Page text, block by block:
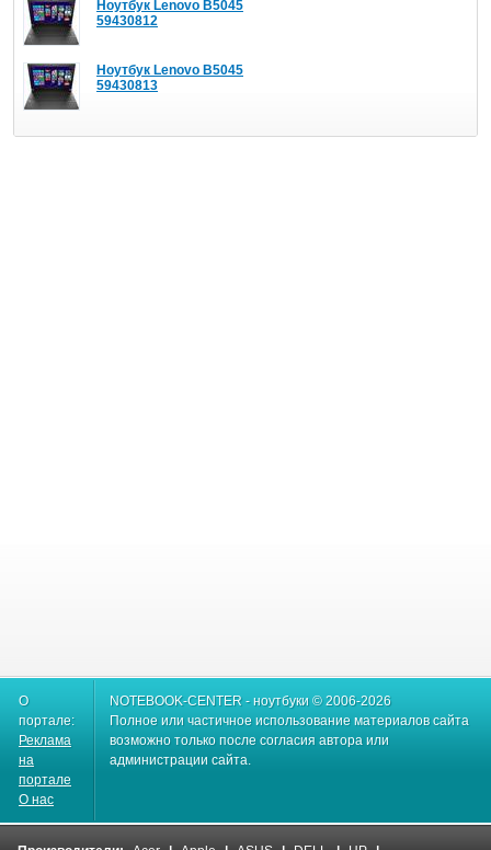
Ноутбук Lenovo B5045
59430812
Ноутбук Lenovo B5045
59430813
О
портале:
Реклама
на
портале
О нас
NOTEBOOK-CENTER - ноутбуки © 2006-2026
Полное или частичное использование материалов сайта
возможно только после согласия автора или
администрации сайта.